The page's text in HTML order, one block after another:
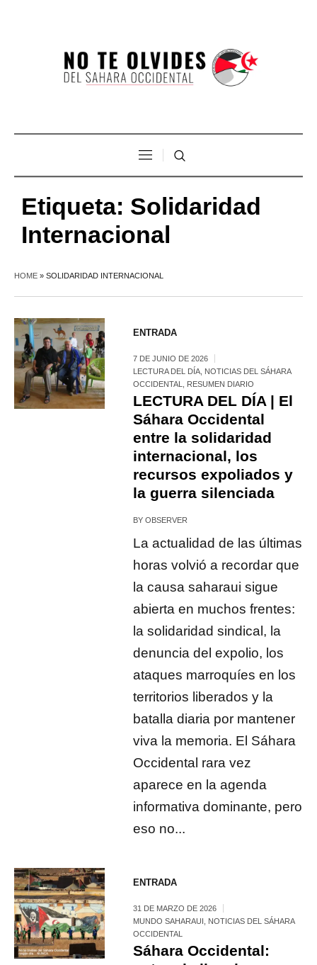
Etiqueta: Solidaridad
Internacional
HOME » SOLIDARIDAD INTERNACIONAL
ENTRADA
7 DE JUNIO DE 2026
LECTURA DEL DÍA NOTICIAS DEL SÁHARA
OCCIDENTAL
RESUMEN DIARIO
LECTURA DEL DÍA | El
Sáhara Occidental
entre la solidaridad
internacional, los
recursos expoliados y
la guerra silenciada
BYOBSERVER
La actualidad de las últimas
horas volvió a recordar que
la causa saharaui sigue
abierta en muchos frentes:
la solidaridad sindical, la
denuncia del expolio, los
ataques marroquíes en los
territorios liberados y la
batalla diaria por mantener
viva la memoria. El Sáhara
Occidental rara vez
aparece en la agenda
informativa dominante, pero
eso no...
ENTRADA
31 DE MARZO DE 2026
MUNDO SAHARAUI
NOTICIAS DEL SÁHARA
OCCIDENTAL
Sáhara Occidental: